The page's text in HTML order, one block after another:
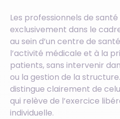
Les professionnels de
exclusivement dans le
au sein d’un centre de
l’activité médicale et à la
patients, sans intervenir
ou la gestion de la
distingue clairement de
qui relève de l’exercice
individuelle.